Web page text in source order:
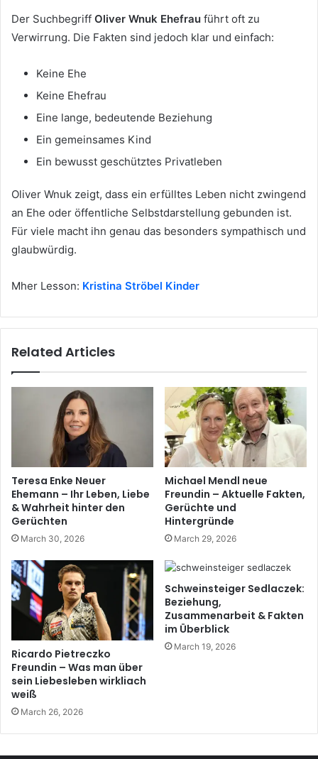
Der Suchbegriff Oliver Wnuk Ehefrau führt oft zu
Verwirrung. Die Fakten sind jedoch klar und einfach:
Keine Ehe
Keine Ehefrau
Eine lange, bedeutende Beziehung
Ein gemeinsames Kind
Ein bewusst geschütztes Privatleben
Oliver Wnuk zeigt, dass ein erfülltes Leben nicht zwingend
an Ehe oder öffentliche Selbstdarstellung gebunden ist.
Für viele macht ihn genau das besonders sympathisch und
glaubwürdig.
Mher Lesson: Kristina Ströbel Kinder
Related Articles
Teresa Enke Neuer
Ehemann – Ihr Leben, Liebe
& Wahrheit hinter den
Gerüchten
March 30, 2026
Michael Mendl neue
Freundin – Aktuelle Fakten,
Gerüchte und
Hintergründe
March 29, 2026
Ricardo Pietreczko
Freundin – Was man über
sein Liebesleben wirkliach
weiß
March 26, 2026
Schweinsteiger Sedlaczek:
Beziehung,
Zusammenarbeit & Fakten
im Überblick
March 19, 2026